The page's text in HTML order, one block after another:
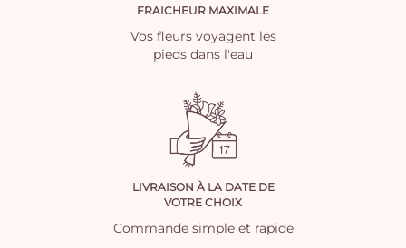
FRAICHEUR MAXIMALE
Vos fleurs voyagent les
pieds dans l'eau
LIVRAISON À LA DATE DE
VOTRE CHOIX
Commande simple et rapide